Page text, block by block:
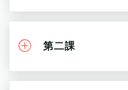
第二課